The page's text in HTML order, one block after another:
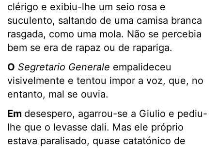
clérigo e exibiu-lhe um seio rosa e
suculento, saltando de uma camisa branca
rasgada, como uma mola. Não se percebia
bem se era de rapaz ou de rapariga.
O Segretario Generale empalideceu
visivelmente e tentou impor a voz, que, no
entanto, mal se ouvia.
Em desespero, agarrou-se a Giulio e pediu-
lhe que o levasse dali. Mas ele próprio
estava paralisado, quase catatónico de